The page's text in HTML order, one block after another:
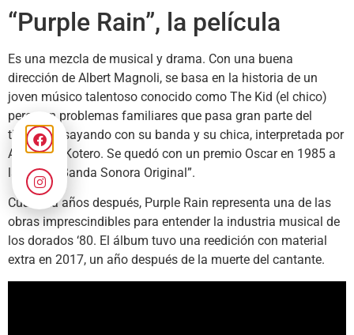
“Purple Rain”, la película
Es una mezcla de musical y drama. Con una buena
dirección de Albert Magnoli, se basa en la historia de un
joven músico talentoso conocido como The Kid (el chico)
pero con problemas familiares que pasa gran parte del
tiempo ensayando con su banda y su chica, interpretada por
Apollonia Kotero. Se quedó con un premio Oscar en 1985 a
la “Mejor Banda Sonora Original”.
Cuarenta años después, Purple Rain representa una de las
obras imprescindibles para entender la industria musical de
los dorados ‘80. El álbum tuvo una reedición con material
extra en 2017, un año después de la muerte del cantante.